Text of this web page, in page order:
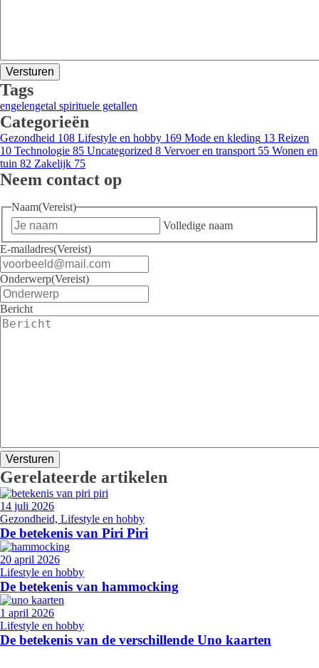
Tags
engelengetal spirituele getallen
Categorieën
Gezondheid 108 Lifestyle en hobby 169 Mode en kleding 13 Reizen
10 Technologie 85 Uncategorized 8 Vervoer en transport 55 Wonen en
tuin 82 Zakelijk 75
Neem contact op
Naam(Vereist)
Volledige naam
E-mailadres(Vereist)
Onderwerp(Vereist)
Bericht
Gerelateerde artikelen
14 juli 2026
Gezondheid, Lifestyle en hobby
De betekenis van Piri Piri
20 april 2026
Lifestyle en hobby
De betekenis van hammocking
1 april 2026
Lifestyle en hobby
De betekenis van de verschillende Uno kaarten